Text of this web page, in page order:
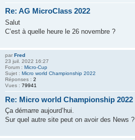
Re: AG MicroClass 2022
Salut
C’est à quelle heure le 26 novembre ?
par Fred
23 juil. 2022 16:27
Forum : Micro-Cup
Sujet : Micro world Championship 2022
Réponses : 2
Vues : 79941
Re: Micro world Championship 2022
Ça démarre aujourd’hui.
Sur quel autre site peut on avoir des News ?